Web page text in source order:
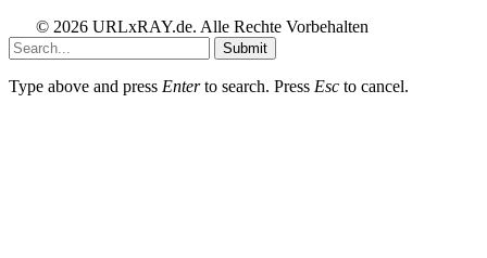
© 2026 URLxRAY.de. Alle Rechte Vorbehalten
Submit
Type above and press Enterto search. Press Esc to cancel.